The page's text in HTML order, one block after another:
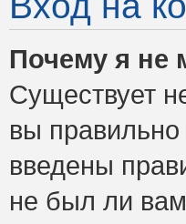
Почему я не
Существует
вы
введены
не был ли